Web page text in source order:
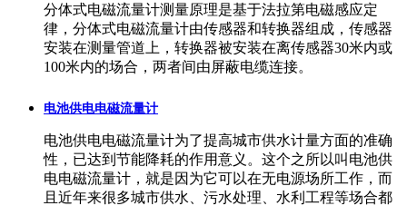
分体式电磁流量计测量原理是基于法拉第电磁感应定
律，分体式电磁流量计由传感器和转换器组成，传感器
安装在测量管道上，转换器被安装在离传感器30米内或
100米内的场合，两者间由屏蔽电缆连接。
电池供电电磁流量计
电池供电电磁流量计为了提高城市供水计量方面的准确
性，已达到节能降耗的作用意义。这个之所以叫电池供
电电磁流量计，就是因为它可以在无电源场所工作，而
且近年来很多城市供水、污水处理、水利工程等场合都